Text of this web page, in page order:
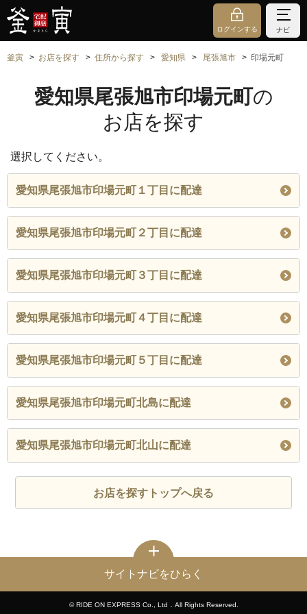
ログインする ナビ
釜寅 お店を探す 住所から探す 愛知県 尾張旭市 印場元町
愛知県尾張旭市印場元町の
お店を探す
選択してください。
愛知県尾張旭市印場元町１丁目に配達
愛知県尾張旭市印場元町２丁目に配達
愛知県尾張旭市印場元町３丁目に配達
愛知県尾張旭市印場元町４丁目に配達
愛知県尾張旭市印場元町５丁目に配達
愛知県尾張旭市印場元町北島に配達
愛知県尾張旭市印場元町北山に配達
お店を探すトップへ戻る
サイトナビをひらく
© RIDE ON EXPRESS Co., Ltd．All Rights Reserved.